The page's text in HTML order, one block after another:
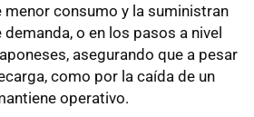
menor consumo y la suministran
o en los pasos a nivel
asegurando que a pesar
como por la caída de un
operativo.